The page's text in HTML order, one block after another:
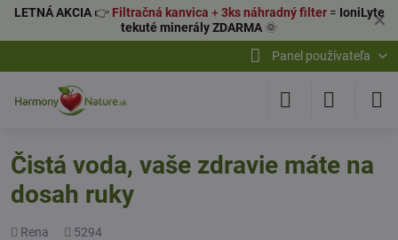
✕
LETNÁ AKCIA👉 Filtračná kanvica +3ks náhradný filter= IoniLyte
tekuté minerály ZDARMA 🌞
Panel používateľa
Čistá voda, vaše zdravie máte na
dosah ruky
Pridal
Rena
Počet
5294